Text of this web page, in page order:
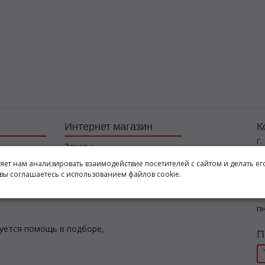
Интернет магазин
Заказы
Корзина
Баланс
помощь в подборе,
нам анализировать взаимодействие посетителей с сайтом и делать
соглашаетесь с использованием файлов cookie.